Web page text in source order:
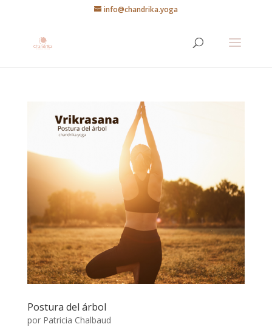
info@chandrika.yoga
Postura del árbol
por Patricia Chalbaud